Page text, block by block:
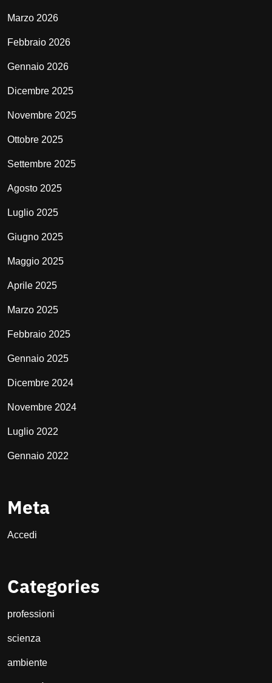
Marzo 2026
Febbraio 2026
Gennaio 2026
Dicembre 2025
Novembre 2025
Ottobre 2025
Settembre 2025
Agosto 2025
Luglio 2025
Giugno 2025
Maggio 2025
Aprile 2025
Marzo 2025
Febbraio 2025
Gennaio 2025
Dicembre 2024
Novembre 2024
Luglio 2022
Gennaio 2022
Meta
Accedi
Categories
professioni
scienza
ambiente